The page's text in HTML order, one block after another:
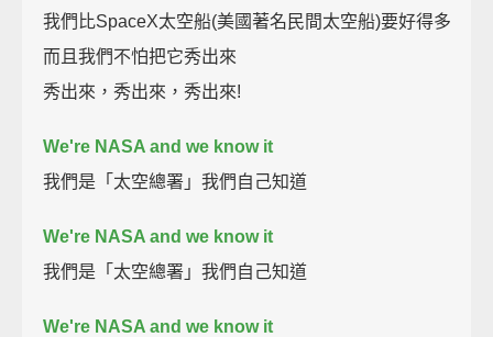
我們比SpaceX太空船(美國著名民間太空船)要好得多
而且我們不怕把它秀出來
秀出來，秀出來，秀出來!
We're NASA and we know it
我們是「太空總署」我們自己知道
We're NASA and we know it
我們是「太空總署」我們自己知道
We're NASA and we know it